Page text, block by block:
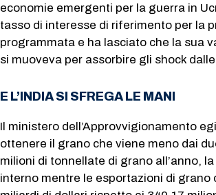
economie emergenti per la guerra in
tasso di interesse di riferimento per la
programmata e ha lasciato che la sua
si muoveva per assorbire gli shock
E L’INDIA SI SFREGA LE MANI
Il ministero dell’Approvvigionamento
ottenere il grano che viene meno dai
milioni di tonnellate di grano all’anno,
interno mentre le esportazioni di grano